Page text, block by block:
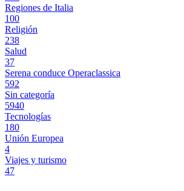
Regiones de Italia
100
Religión
238
Salud
37
Serena conduce Operaclassica
592
Sin categoría
5940
Tecnologías
180
Unión Europea
4
Viajes y turismo
47